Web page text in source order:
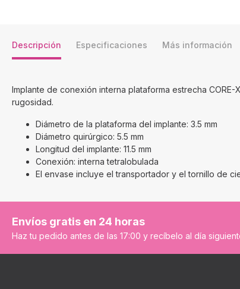
Descripción Especificaciones Más información
Implante de conexión interna plataforma estrecha
rugosidad.
Diámetro de la plataforma del implante: 3.5 mm
Diámetro quirúrgico: 5.5 mm
Longitud del implante: 11.5 mm
Conexión: interna tetralobulada
El envase incluye el transportador y el tornillo de
Envíos gratis en 24 horas
Haz tu pedido antes de las 17:00 y recíbelo al día